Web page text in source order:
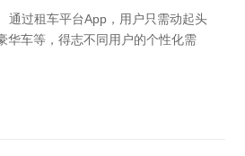
通过租车平台App，用户只需动起头
华车等，得志不同用户的个性化需